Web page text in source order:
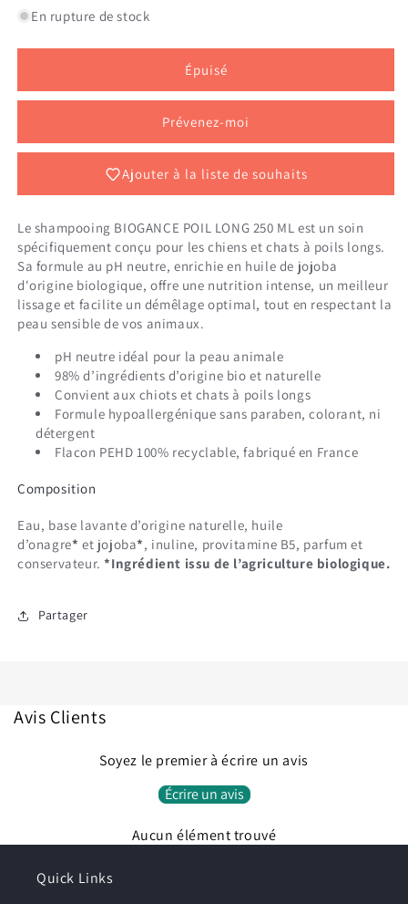
BIOGANCE
ML
BIOGANCE
ML
En rupture de stock
Épuisé
Prévenez-moi
Ajouter à la liste de souhaits
Le shampooing BIOGANCE POIL LONG 250 ML est un soin
spécifiquement conçu pour les chiens et chats à poils longs.
Sa formule au pH neutre, enrichie en huile de jojoba
d'origine biologique, offre une nutrition intense, un meilleur
lissage et facilite un démêlage optimal, tout en respectant la
peau sensible de vos animaux.
pH neutre idéal pour la peau animale
98% d’ingrédients d’origine bio et naturelle
Convient aux chiots et chats à poils longs
Formule hypoallergénique sans paraben, colorant, ni
détergent
Flacon PEHD 100% recyclable, fabriqué en France
Composition
Eau, base lavante d’origine naturelle, huile
d’onagre* et jojoba*, inuline, provitamine B5, parfum et
conservateur. *Ingrédient issu de l’agriculture biologique.
Partager
Avis Clients
Soyez le premier à écrire un avis
Écrire un avis
Aucun élément trouvé
Quick Links
Connexion requise
produits à votre liste de souhaits et afficher vos